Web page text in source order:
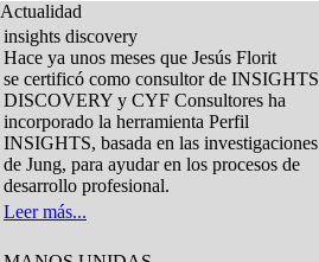
Actualidad
insights discovery
Hace ya unos meses que Jesús Florit
se certificó como consultor de INSIGHTS
DISCOVERY y CYF Consultores ha
incorporado la herramienta Perfil
INSIGHTS, basada en las investigaciones
de Jung, para ayudar en los procesos de
desarrollo profesional.
Leer más...